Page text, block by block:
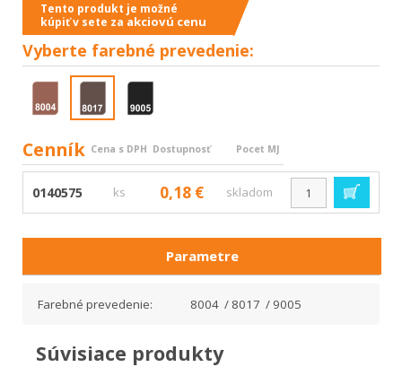
Tento produkt je možné
kúpiť v sete za akciovú cenu
Vyberte farebné prevedenie:
Cenník Cena s DPH Dostupnosť Pocet MJ
0140575 ks 0,18 € skladom
Parametre
Farebné prevedenie: 8004 / 8017 / 9005
Súvisiace produkty